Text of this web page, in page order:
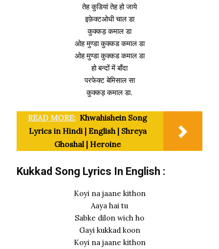
तेह कुडियां तेह हो जाये
इफ़ेक्टओधी चाल डा
कुक्कड़ कमाल डा
ओह मुण्डा कुक्कड कमाल डा
ओह मुण्डा कुक्कड कमाल डा
हो बन्दों में बाँदा
परफेक्ट बेमिसाल सा
कुक्कड़ कमाल डा.
READ MORE: Khwahishein Song
Lyrics in Hindi | English | Shreya
Ghoshal | Heroine
Kukkad Song Lyrics In English :
Koyi na jaane kithon
Aaya hai tu
Sabke dilon wich ho
Gayi kukkad koon
Koyi na jaane kithon